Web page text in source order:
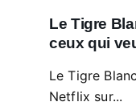
Le Tigre
ceux qui
Le Tigre
Netflix sur...